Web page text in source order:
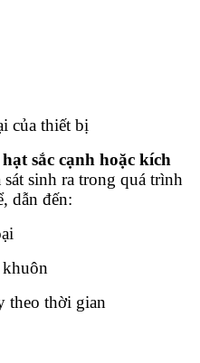
của thiết bị
sắc cạnh hoặc kích
sát sinh ra trong quá trình
dẫn đến:
theo thời gian